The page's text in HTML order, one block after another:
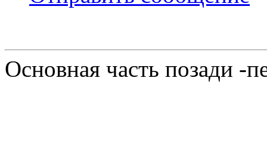
Основная часть позади -